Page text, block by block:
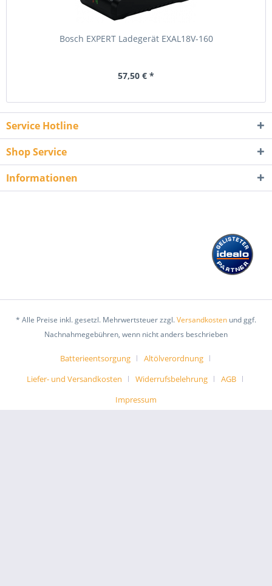
Bosch EXPERT Ladegerät EXAL18V-160
57,50 € *
Service Hotline
Shop Service
Informationen
* Alle Preise inkl. gesetzl. Mehrwertsteuer zzgl.Versandkosten und ggf.
Nachnahmegebühren, wenn nicht anders beschrieben
Batterieentsorgung
Altölverordnung
Liefer- und Versandkosten
Widerrufsbelehrung
AGB
Impressum